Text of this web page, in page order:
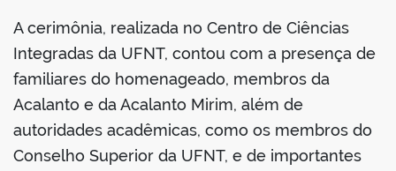
portal
A cerimônia, realizada no Centro de Ciências
Integradas da UFNT, contou com a presença de
familiares do homenageado, membros da
Acalanto e da Acalanto Mirim, além de
autoridades acadêmicas, como os membros do
Conselho Superior da UFNT, e de importantes